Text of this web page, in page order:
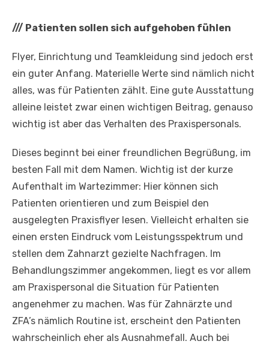
/// Patienten sollen sich aufgehoben fühlen
Flyer, Einrichtung und Teamkleidung sind jedoch erst
ein guter Anfang. Materielle Werte sind nämlich nicht
alles, was für Patienten zählt. Eine gute Ausstattung
alleine leistet zwar einen wichtigen Beitrag, genauso
wichtig ist aber das Verhalten des Praxispersonals.
Dieses beginnt bei einer freundlichen Begrüßung, im
besten Fall mit dem Namen. Wichtig ist der kurze
Aufenthalt im Wartezimmer: Hier können sich
Patienten orientieren und zum Beispiel den
ausgelegten Praxisflyer lesen. Vielleicht erhalten sie
einen ersten Eindruck vom Leistungsspektrum und
stellen dem Zahnarzt gezielte Nachfragen. Im
Behandlungszimmer angekommen, liegt es vor allem
am Praxispersonal die Situation für Patienten
angenehmer zu machen. Was für Zahnärzte und
ZFA’s nämlich Routine ist, erscheint den Patienten
wahrscheinlich eher als Ausnahmefall. Auch bei